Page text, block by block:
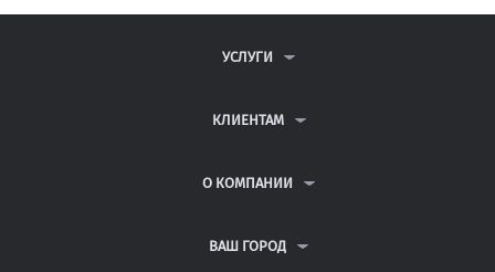
УСЛУГИ
ДИПЛОМНЫЕ РАБОТЫ
РЕФЕРАТЫ
КЛИЕНТАМ
ВОПРОСЫ И ОТВЕТЫ
ПОЛИТИКА КОНФИДЕНЦИАЛЬНОСТИ
О КОМПАНИИ
КОНТАКТЫ
ВАШ ГОРОД